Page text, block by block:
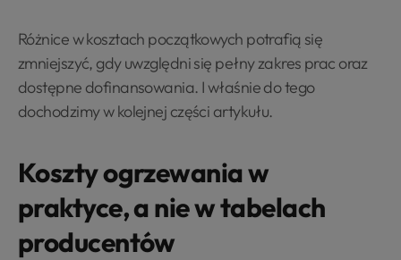
Różnice w kosztach początkowych potrafią się
zmniejszyć, gdy uwzględni się pełny zakres prac oraz
dostępne dofinansowania. I właśnie do tego
dochodzimy w kolejnej części artykułu.
Koszty ogrzewania w
praktyce, a nie w tabelach
producentów